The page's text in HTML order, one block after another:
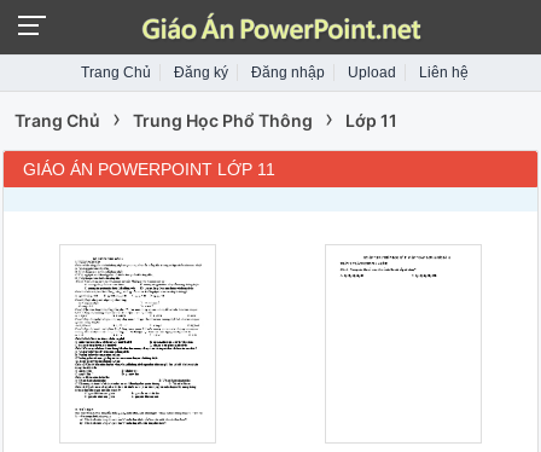
Trang Chủ Đăng ký Đăng nhập Upload Liên hệ
Trang Chủ › Trung Học Phổ Thông › Lớp 11
GIÁO ÁN POWERPOINT LỚP 11